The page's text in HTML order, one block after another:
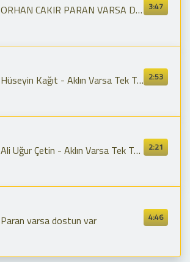
3:47
ORHAN CAKIR PARAN VARSA DOSTUN VAR (1)
2:53
Hüseyin Kağıt - Aklın Varsa Tek Takıl
2:21
Ali Uğur Çetin - Aklın Varsa Tek Takıl
4:46
Paran varsa dostun var